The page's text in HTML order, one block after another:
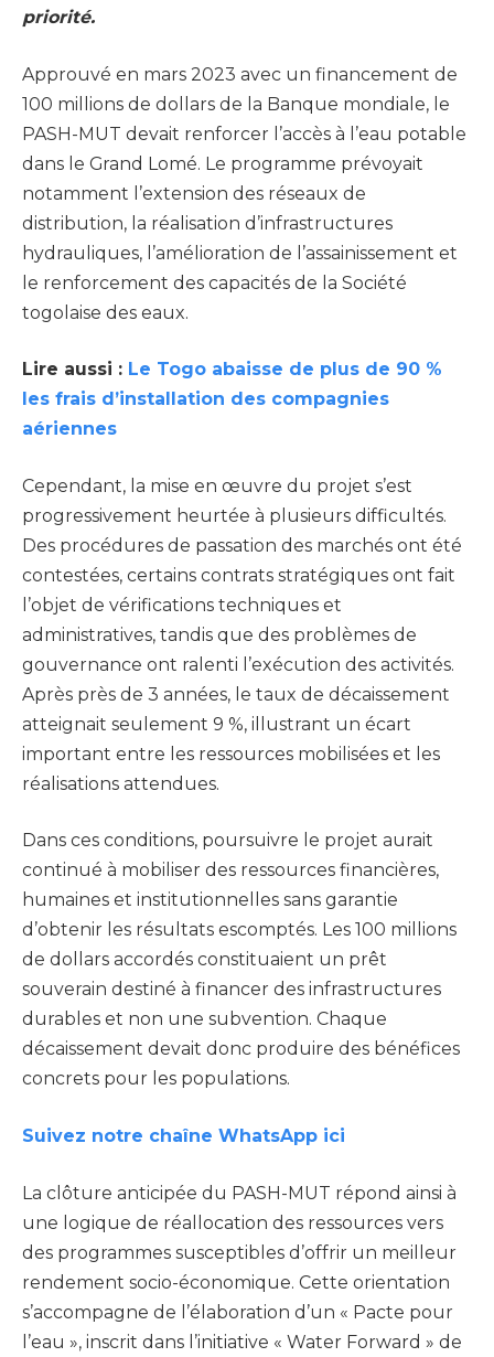
priorité.
Approuvé en mars 2023 avec un financement de
100 millions de dollars de la Banque mondiale, le
PASH-MUT devait renforcer l’accès à l’eau potable
dans le Grand Lomé. Le programme prévoyait
notamment l’extension des réseaux de
distribution, la réalisation d’infrastructures
hydrauliques, l’amélioration de l’assainissement et
le renforcement des capacités de la Société
togolaise des eaux.
Lire aussi : Le Togo abaisse de plus de 90 %
les frais d’installation des compagnies
aériennes
Cependant, la mise en œuvre du projet s’est
progressivement heurtée à plusieurs difficultés.
Des procédures de passation des marchés ont été
contestées, certains contrats stratégiques ont fait
l’objet de vérifications techniques et
administratives, tandis que des problèmes de
gouvernance ont ralenti l’exécution des activités.
Après près de 3 années, le taux de décaissement
atteignait seulement 9 %, illustrant un écart
important entre les ressources mobilisées et les
réalisations attendues.
Dans ces conditions, poursuivre le projet aurait
continué à mobiliser des ressources financières,
humaines et institutionnelles sans garantie
d’obtenir les résultats escomptés. Les 100 millions
de dollars accordés constituaient un prêt
souverain destiné à financer des infrastructures
durables et non une subvention. Chaque
décaissement devait donc produire des bénéfices
concrets pour les populations.
Suivez notre chaîne WhatsApp ici
La clôture anticipée du PASH-MUT répond ainsi à
une logique de réallocation des ressources vers
des programmes susceptibles d’offrir un meilleur
rendement socio-économique. Cette orientation
s’accompagne de l’élaboration d’un « Pacte pour
l’eau », inscrit dans l’initiative « Water Forward » de